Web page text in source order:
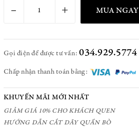
– + MUA NGAY
Gọi điện để được tư vấn:034.929.5774
Chấp nhận thanh toán bằng:
KHUYẾN MÃI MỚI NHẤT
GIẢM GIÁ 10% CHO KHÁCH QUEN
HƯỚNG DẪN CẮT DÂY QUẦN BÒ